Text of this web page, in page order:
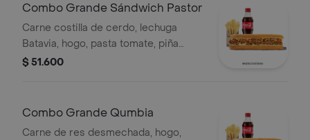
Combo Grande Sándwich Pastor
Carne costilla de cerdo, lechuga
Batavia, hogo, pasta tomate, piña
calada asada, cebolla blanca y
$ 51.600
Combo Grande Qumbia
Carne de res desmechada, hogo,